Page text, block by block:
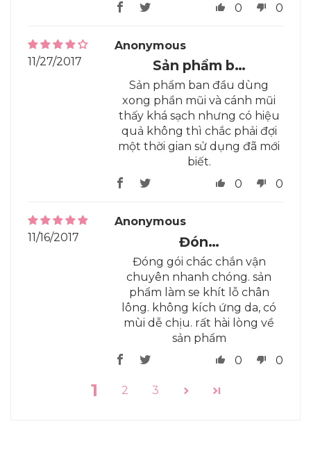
0
0
11/27/2017
Anonymous
Sản phẩm b…
Sản phẩm ban đầu dùng
xong phần mũi và cánh mũi
thấy khá sạch nhưng có hiệu
quả không thì chắc phải đợi
một thời gian sử dụng đã mới
biết.
0
0
11/16/2017
Anonymous
Đón…
Đóng gói chác chắn vận
chuyên nhanh chóng. sản
phẩm làm se khít lỗ chân
lông. không kích ứng da, có
mùi dễ chịu. rất hài lòng về
sản phẩm
0
0
1 2 3